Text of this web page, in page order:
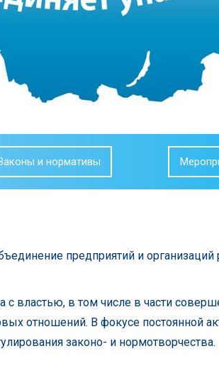
и нормативы
предприятий и организаций
с властью, в том числе в части
отношений. В фокусе постоянной
законо- и нормотворчества.